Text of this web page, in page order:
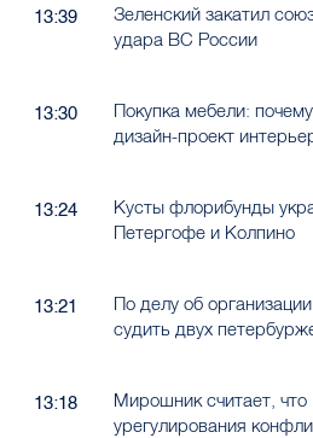
13:39
Зеленский закатил
удара ВС России
13:30
Покупка мебели:
дизайн-проект
13:24
Кусты флорибунды
Петергофе и Колпино
13:21
По делу об
судить двух
13:18
Мирошник считает,
урегулирования